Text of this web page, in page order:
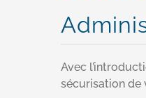
Avec
sécurisation de